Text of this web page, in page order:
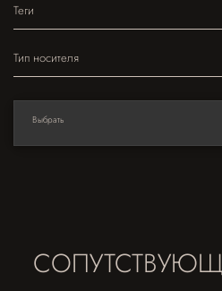
Теги
Тип носителя
Выбрать